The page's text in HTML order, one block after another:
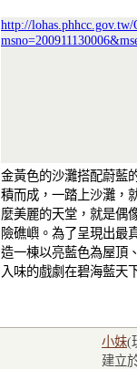
http://
金黃色的沙灘搭配蔚藍
積而成，一踏上沙灘，
麼美麗的天堂，就是偶
險礁嶼。為了呈現出最
造一棟以亮藍色為屋頂
入味的戲劇在碧海藍天
小妹(
建立